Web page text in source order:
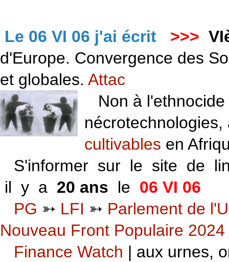
Le 06 VI 06 j'ai écrit >>>
d'Europe. Convergence des
et globales. Attac
Non à l'ethnocide
cultivables en
S'informer sur le site de
il y a 20 ans le 06 VI 06
PG ➳ LFI ➳ Parlement de
Nouveau Front Populaire 2024
Finance Watch | aux urnes,